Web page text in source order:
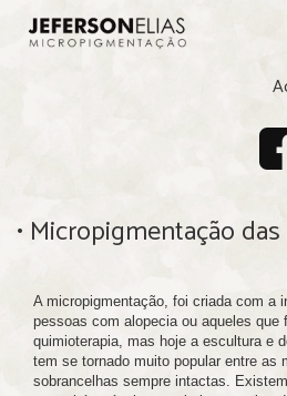
• Micropigmentação
A micropigmentação, foi criada com a
pessoas com alopecia ou aqueles que
quimioterapia, mas hoje a escultura e
tem se tornado muito popular entre as
sobrancelhas sempre intactas.